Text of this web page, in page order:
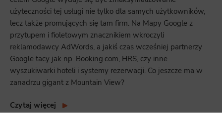
użyteczności tej usługi nie tylko dla samych użytkowników,
lecz także promujących się tam firm. Na Mapy Google z
przytupem i fioletowym znacznikiem wkroczyli
reklamodawcy AdWords, a jakiś czas wcześniej partnerzy
Google tacy jak np. Booking.com, HRS, czy inne
wyszukiwarki hoteli i systemy rezerwacji. Co jeszcze ma w
zanadrzu gigant z Mountain View?
Czytaj więcej